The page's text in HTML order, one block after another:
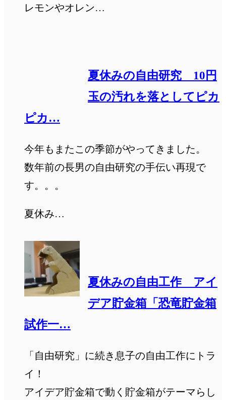
レモンやオレン…
夏休みの自由研究 10円
玉の汚れを落としてピカ
ピカ…
今年もまたこの季節がやってきました。
数年前の長男の自由研究の手伝い再現で
す。。。
夏休み…
夏休みの自由工作 アイ
デア貯金箱「恐竜貯金箱
試作一…
「自由研究」に続き息子の自由工作にトラ
イ！
アイデア貯金箱で動く貯金箱がテーマらし